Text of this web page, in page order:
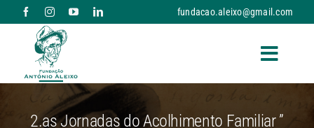
to
content
fundacao.aleixo@gmail.com
Toggle
A FUNDAÇÃO
2.as Jornadas do Acolhimento Familiar ”